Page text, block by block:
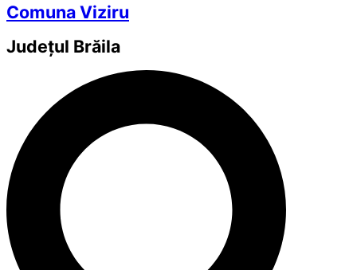
Comuna Viziru
Județul Brăila